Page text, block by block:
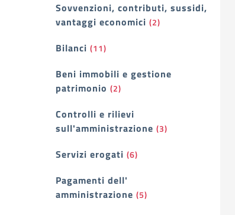
Sovvenzioni, contributi, sussidi,
vantaggi economici (2)
Bilanci (11)
Beni immobili e gestione
patrimonio (2)
Controlli e rilievi
sull'amministrazione (3)
Servizi erogati (6)
Pagamenti dell'
amministrazione (5)